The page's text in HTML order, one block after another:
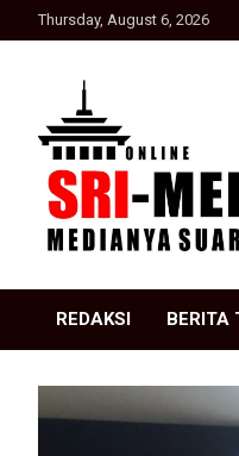
to
Thursday, August 6, 2026
SRI
REDAKSI BERITA